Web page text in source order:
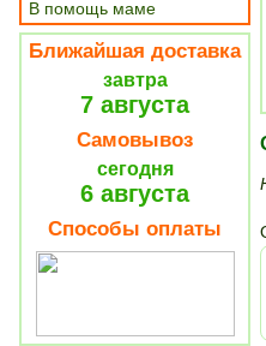
В помощь маме
Ближайшая доставка
завтра
7 августа
Самовывоз
сегодня
6 августа
Способы оплаты